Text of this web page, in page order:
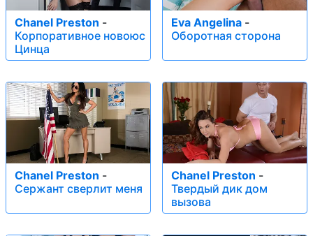
Chanel Preston -
Корпоративное новоюс
Цинца
Eva Angelina -
Оборотная сторона
Chanel Preston -
Сержант сверлит меня
Chanel Preston -
Твердый дик дом
вызова